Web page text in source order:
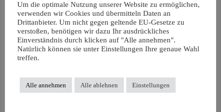
Um die optimale Nutzung unserer Website zu ermöglichen,
verwenden wir Cookies und übermitteln Daten an
Drittanbieter. Um nicht gegen geltende EU-Gesetze zu
verstoßen, benötigen wir dazu Ihr ausdrückliches
Einverständnis durch klicken auf "Alle annehmen".
Natürlich können sie unter Einstellungen Ihre genaue Wahl
treffen.
Alle annehmen Alle ablehnen Einstellungen